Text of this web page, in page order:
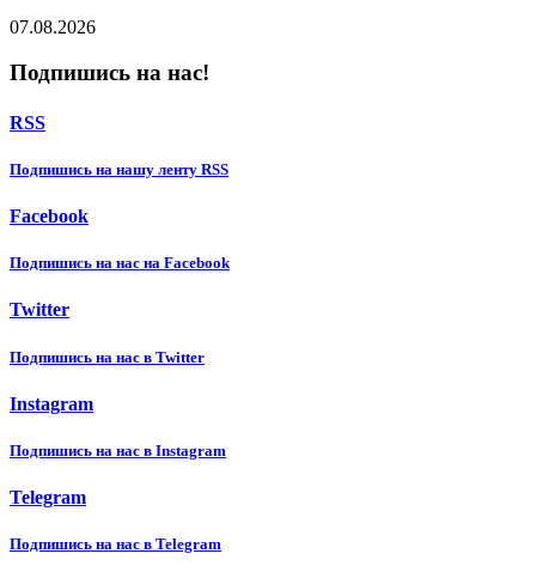
07.08.2026
Подпишись на нас!
RSS
Подпишиcь на нашу ленту RSS
Facebook
Подпишиcь на нас на Facebook
Twitter
Подпишиcь на нас в Twitter
Instagram
Подпишиcь на нас в Instagram
Telegram
Подпишиcь на нас в Telegram